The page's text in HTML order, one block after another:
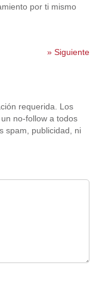
por ti mismo
»Siguiente
requerida. Los
no-follow a todos
spam, publicidad, ni